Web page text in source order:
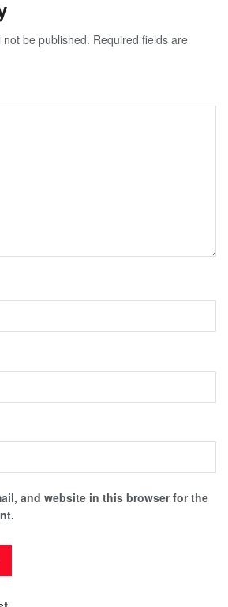
be published. Required fields are
and website in this browser for the